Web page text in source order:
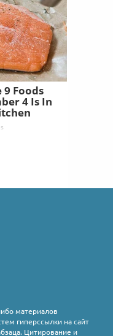
9 Foods
4 Is In
материалов
гиперссылки на сайт
Цитирование и